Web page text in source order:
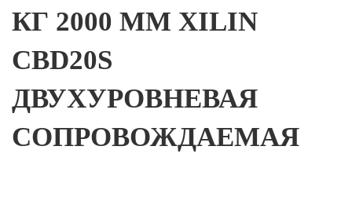
КГ 2000 ММ XILIN
CBD20S
ДВУХУРОВНЕВАЯ
СОПРОВОЖДАЕМАЯ